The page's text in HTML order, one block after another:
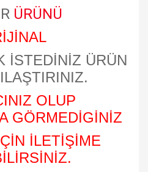
ÜRÜNÜ
İSTEDİNİZ ÜRÜN
OLUP
GÖRMEDİGİNİZ
İLETİŞİME